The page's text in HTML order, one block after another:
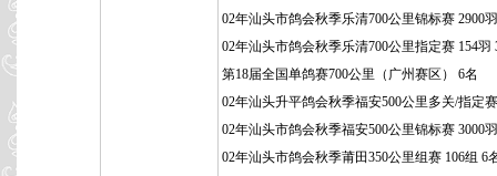
02年汕头市鸽会秋季乐清700公里锦标赛 2900
02年汕头市鸽会秋季乐清700公里指定赛 154羽
第18届全国单鸽赛700公里（广州赛区） 6名
02年汕头升平鸽会秋季福安500公里多关/指定
02年汕头市鸽会秋季福安500公里锦标赛 3000
02年汕头市鸽会秋季莆田350公里组赛 106组 6